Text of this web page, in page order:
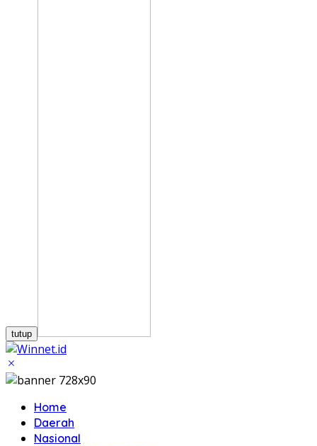
tutup
Home
Daerah
Nasional